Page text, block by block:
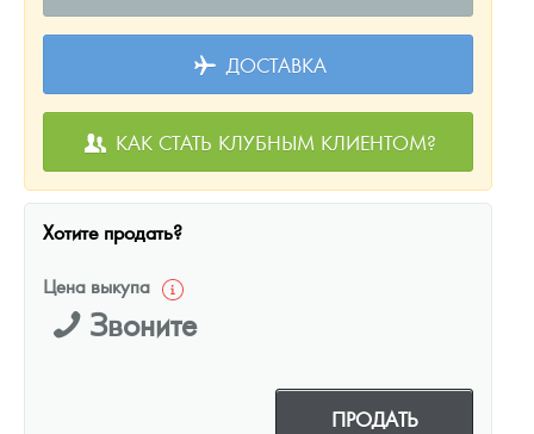
ДОСТАВКА
КАК СТАТЬ КЛУБНЫМ КЛИЕНТОМ?
Хотите продать?
Цена выкупа
Звоните
ПРОДАТЬ